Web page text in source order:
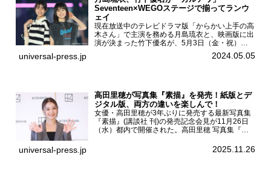
Seventeen×WEGOステージで揃ってランウ
ェイ
現在放送中のテレビドラマ版「からかい上手の高
木さん」で主演を務める月島琉衣と、映画版に出
演が決まった竹下優名が、5月3日（金・祝）東
京・国立代々木競技場第一体育館で開催されたフ
ァッション&音楽イベント『Rakuten GirlsAward
universal-press.jp 2024.05.05
高田里穂が写真集『素描』を発売！紙版とデ
ジタル版、両方の違いを楽しんで！
女優・高田里穂が3年ぶりに発売する最新写真集
『素描』(講談社 刊)の発売記念会見が11月26日
（水）都内で開催された。高田里穂 写真集『素
あなたです』(読売テレビ)に出演するなど女優と
universal-press.jp 2025.11.26